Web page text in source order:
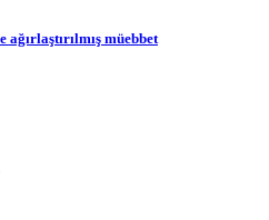
ağırlaştırılmış müebbet